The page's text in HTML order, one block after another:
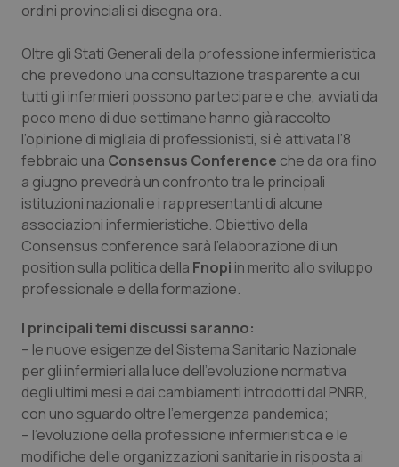
Emilia-Romagna
Friuli Venezia Giulia
Lazio
Liguria
Lombardia
Molise
Piemonte
Provincia Autonoma di Bolzano
Colesterolo & coronaropatie
Dermatite Atopica
Diabete & glucometri
Disturbi dell’umore
Dolore
Epatiti
HIV
Infezioni & Febbre
ordini provinciali si disegna ora.
Oltre gli Stati Generali della professione infermieristica
che prevedono una consultazione trasparente a cui
tutti gli infermieri possono partecipare e che, avviati da
poco meno di due settimane hanno già raccolto
l’opinione di migliaia di professionisti, si è attivata l’8
febbraio una Consensus Conference che da ora fino
a giugno prevedrà un confronto tra le principali
istituzioni nazionali e i rappresentanti di alcune
associazioni infermieristiche. Obiettivo della
Consensus conference sarà l’elaborazione di un
position sulla politica della Fnopi in merito allo sviluppo
professionale e della formazione.
I principali temi discussi saranno:
– le nuove esigenze del Sistema Sanitario Nazionale
per gli infermieri alla luce dell’evoluzione normativa
degli ultimi mesi e dai cambiamenti introdotti dal PNRR,
con uno sguardo oltre l’emergenza pandemica;
– l’evoluzione della professione infermieristica e le
modifiche delle organizzazioni sanitarie in risposta ai